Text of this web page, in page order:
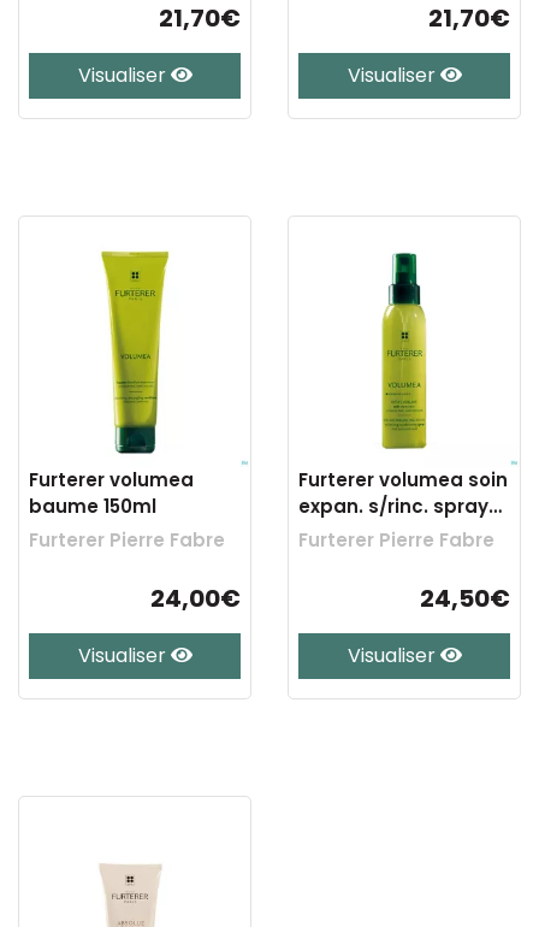
21,70€
Visualiser
21,70€
Visualiser
Furterer volumea
baume 150ml
Furterer Pierre Fabre
24,00€
Visualiser
Furterer volumea soin
expan. s/rinc. spray
125ml
Furterer Pierre Fabre
24,50€
Visualiser